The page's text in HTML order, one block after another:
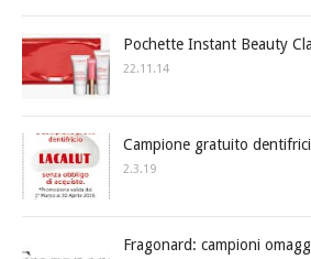
Pochette Instant Beauty
22.11.14
Campione gratuito
2.3.19
Fragonard: campioni